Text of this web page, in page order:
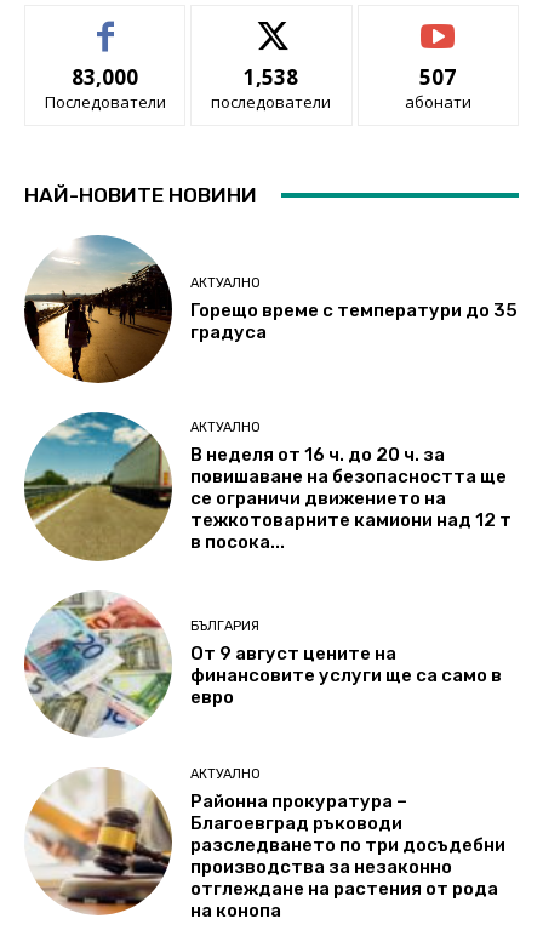
83,000
Последователи
1,538
последователи
507
абонати
НАЙ-НОВИТЕ НОВИНИ
АКТУАЛНО
Горещо време с температури до 35
градуса
АКТУАЛНО
В неделя от 16 ч. до 20 ч. за
повишаване на безопасността ще
се ограничи движението на
тежкотоварните камиони над 12 т
в посока...
БЪЛГАРИЯ
От 9 август цените на
финансовите услуги ще са само в
евро
АКТУАЛНО
Районна прокуратура –
Благоевград ръководи
разследването по три досъдебни
производства за незаконно
отглеждане на растения от рода
на конопа